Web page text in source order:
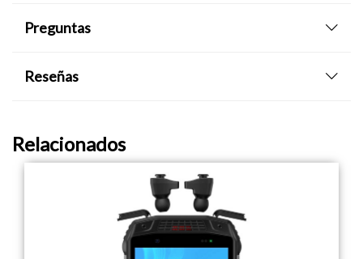
Preguntas
Reseñas
Relacionados